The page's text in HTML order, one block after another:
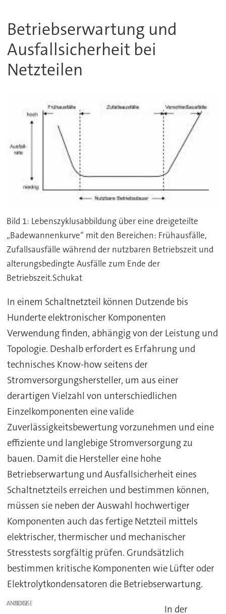
Betriebserwartung und
Ausfallsicherheit bei
Netzteilen
Bild 1: Lebenszyklusabbildung über eine dreigeteilte
„Badewannenkurve“ mit den Bereichen: Frühausfälle,
Zufallsausfälle während der nutzbaren Betriebszeit und
alterungsbedingte Ausfälle zum Ende der
Betriebszeit.Schukat
In einem Schaltnetzteil können Dutzende bis
Hunderte elektronischer Komponenten
Verwendung finden, abhängig von der Leistung und
Topologie. Deshalb erfordert es Erfahrung und
technisches Know-how seitens der
Stromversorgungshersteller, um aus einer
derartigen Vielzahl von unterschiedlichen
Einzelkomponenten eine valide
Zuverlässigkeitsbewertung vorzunehmen und eine
effiziente und langlebige Stromversorgung zu
bauen. Damit die Hersteller eine hohe
Betriebserwartung und Ausfallsicherheit eines
Schaltnetzteils erreichen und bestimmen können,
müssen sie neben der Auswahl hochwertiger
Komponenten auch das fertige Netzteil mittels
elektrischer, thermischer und mechanischer
Stresstests sorgfältig prüfen. Grundsätzlich
bestimmen kritische Komponenten wie Lüfter oder
Elektrolytkondensatoren die Betriebserwartung.
ANZEIGE
In der